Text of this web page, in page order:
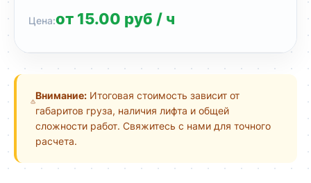
от 15.00 руб / ч
Внимание: Итоговая стоимость зависит от
габаритов груза, наличия лифта и общей
сложности работ. Свяжитесь с нами для точного
расчета.